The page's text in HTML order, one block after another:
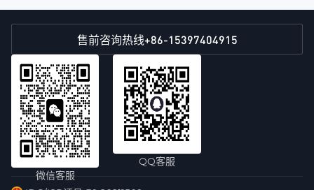
售前咨询热线+86-15397404915
微信客服
QQ客服